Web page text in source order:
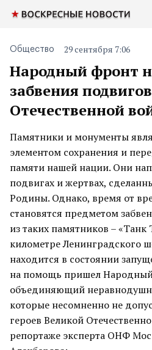
Народный фронт
забвения
Отечественной
Общество 29 сентября 7:06
Памятники и монументы
элементом сохранения и
памяти нашей нации. Они
подвигах и жертвах,
Родины. Однако, время от
становятся предметом
из таких памятников –
километре Ленинградского
находится в состоянии
на помощь пришел
объединяющий
которые несомненно не
героев Великой
репортаже эксперта ОНФ